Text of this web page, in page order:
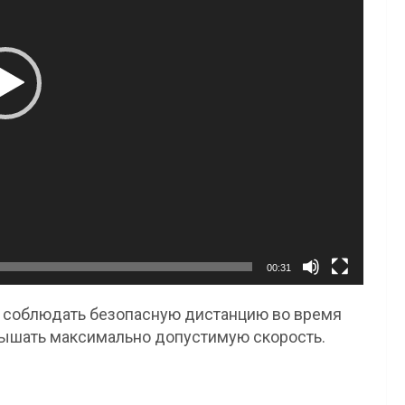
00:31
безопасную дистанцию во время
максимально допустимую скорость.